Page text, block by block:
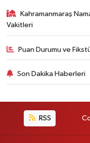
Kahramanmaraş
Vakitleri
Puan Durumu ve
Son Dakika Haberleri
RSS